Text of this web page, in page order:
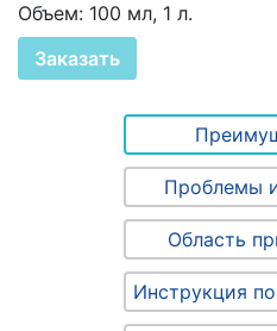
Объем: 100 мл, 1 л.
Заказать
Проблемы
Область
Инструкция